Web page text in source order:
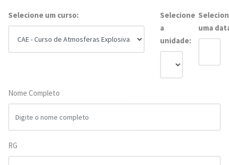
Selecione um curso:
Selecione
a
unidade:
uma
Nome Completo
RG